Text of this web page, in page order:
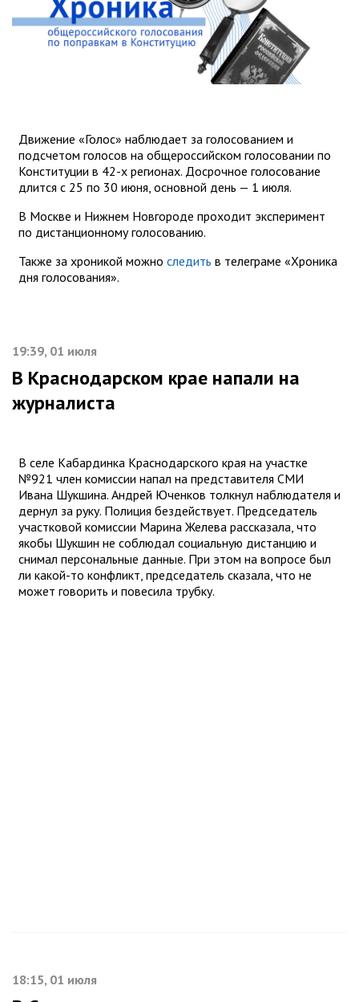
Движение «Голос» наблюдает за голосованием и
подсчетом голосов на общероссийском голосовании по
Конституции в 42-х регионах. Досрочное голосование
длится с 25 по 30 июня, основной день — 1 июля.
В Москве и Нижнем Новгороде проходит эксперимент
по дистанционному голосованию.
Также за хроникой можно следить в телеграме «Хроника
дня голосования».
19:39, 01 июля
В Краснодарском крае напали на
журналиста
В селе Кабардинка Краснодарского края на участке
№921 член комиссии напал на представителя СМИ
Ивана Шукшина. Андрей Юченков толкнул наблюдателя и
дернул за руку. Полиция бездействует. Председатель
участковой комиссии Марина Желева рассказала, что
якобы Шукшин не соблюдал социальную дистанцию и
снимал персональные данные. При этом на вопросе был
ли какой-то конфликт, председатель сказала, что не
может говорить и повесила трубку.
18:15, 01 июля